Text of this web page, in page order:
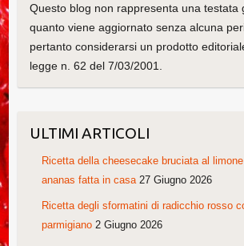
Questo blog non rappresenta una testata
quanto viene aggiornato senza alcuna
pertanto considerarsi un prodotto
legge n. 62 del 7/03/2001.
ULTIMI ARTICOLI
Ricetta della cheesecake bruciata al
ananas fatta in casa 27 Giugno 2026
Ricetta degli sformatini di radicchio rosso
parmigiano 2 Giugno 2026